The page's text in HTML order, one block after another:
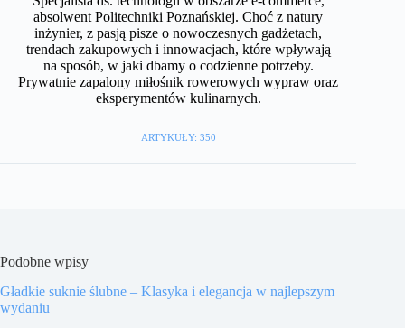
absolwent Politechniki Poznańskiej. Choć z natury
inżynier, z pasją pisze o nowoczesnych gadżetach,
trendach zakupowych i innowacjach, które wpływają
na sposób, w jaki dbamy o codzienne potrzeby.
Prywatnie zapalony miłośnik rowerowych wypraw oraz
eksperymentów kulinarnych.
ARTYKUŁY: 350
Podobne wpisy
Gładkie suknie ślubne – Klasyka i elegancja w najlepszym
wydaniu